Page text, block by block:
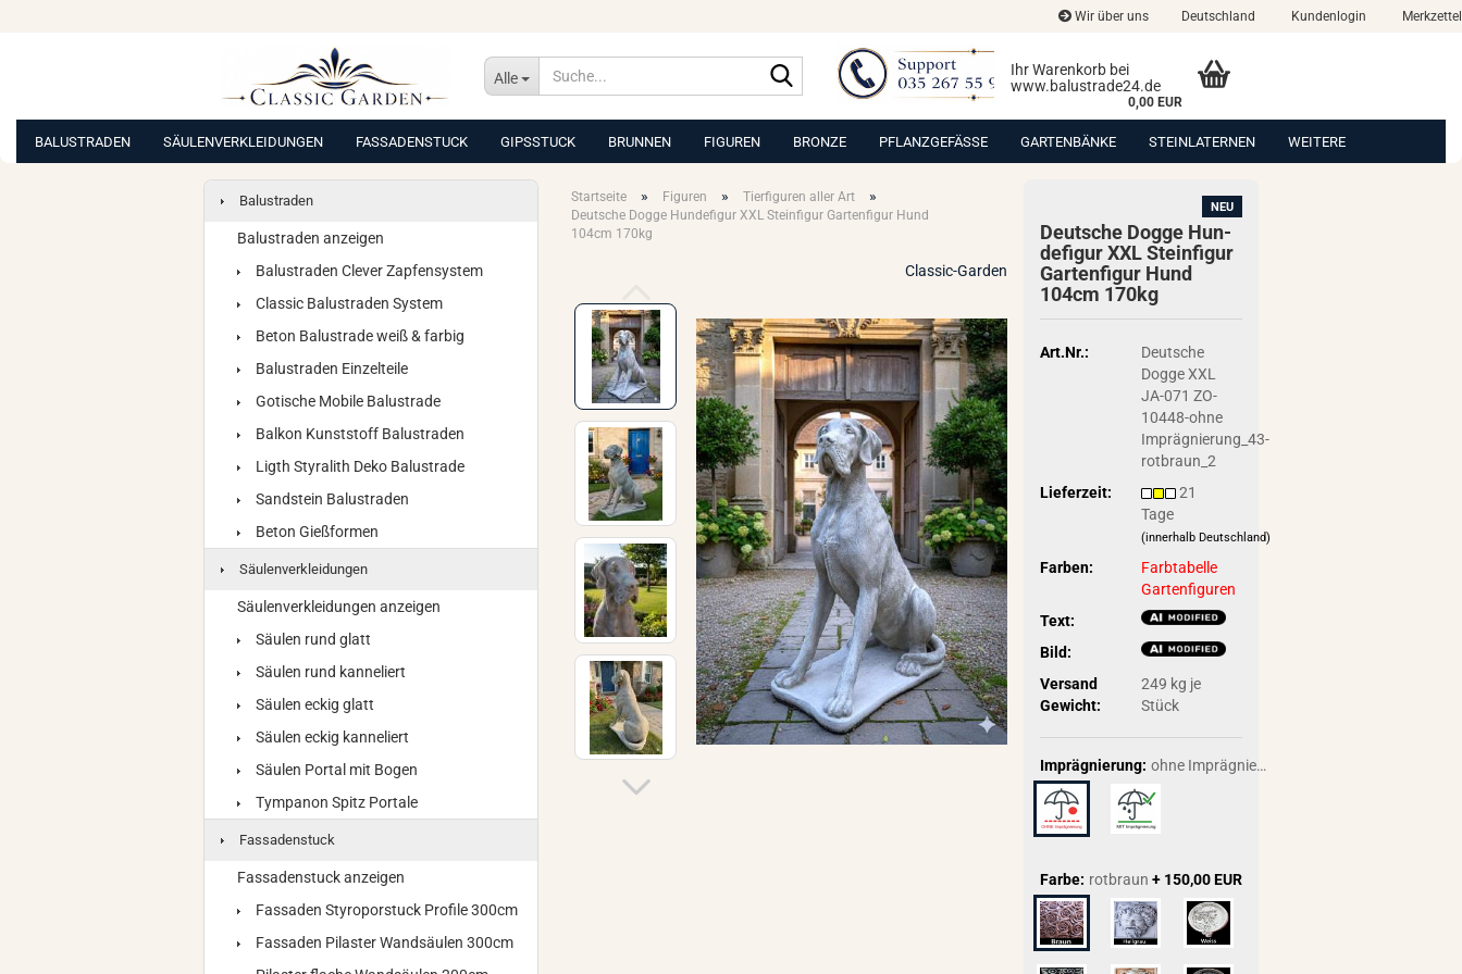
Wir über uns Deutschland Kundenlogin Merkzettel
Alle
Suche...
Ihr Warenkorb bei
www.balustrade24.de
0,00 EUR
BALUSTRADEN SÄULENVERKLEIDUNGEN FASSADENSTUCK GIPSSTUCK BRUNNEN FIGUREN BRONZE PFLANZGEFÄSSE GARTENBÄNKE STEINLATERNEN WEITERE
Startseite » Figuren » Tierfiguren aller Art »
Deutsche Dogge Hundefigur XXL Steinfigur Gartenfigur Hund
104cm 170kg
Classic-Garden
NEU
Deut­sche Dogge Hun­
de­fi­gur XXL Stein­fi­gur
Gar­ten­fi­gur Hund
104cm 170kg
Art.Nr.:
Deutsche
Dogge XXL
JA-071 ZO-
10448-ohne
Imprägnierung_43-
rotbraun_2
Lieferzeit:
21
Tage
(innerhalb Deutschland)
Farben:
Farbtabelle
Gartenfiguren
Text:
Bild:
Versand
Gewicht:
249 kg je
Stück
Imprägnierung: ohne Imprägnierung
Farbe: rotbraun + 150,00 EUR
Balustraden
Balustraden anzeigen
Balustraden Clever Zapfensystem
Classic Balustraden System
Beton Balustrade weiß & farbig
Balustraden Einzelteile
Gotische Mobile Balustrade
Balkon Kunststoff Balustraden
Ligth Styralith Deko Balustrade
Sandstein Balustraden
Beton Gießformen
Säulenverkleidungen
Säulenverkleidungen anzeigen
Säulen rund glatt
Säulen rund kanneliert
Säulen eckig glatt
Säulen eckig kanneliert
Säulen Portal mit Bogen
Tympanon Spitz Portale
Fassadenstuck
Fassadenstuck anzeigen
Fassaden Styroporstuck Profile 300cm
Fassaden Pilaster Wandsäulen 300cm